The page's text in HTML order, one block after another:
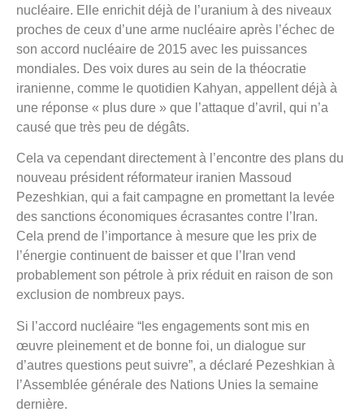
nucléaire. Elle enrichit déjà de l’uranium à des niveaux
proches de ceux d’une arme nucléaire après l’échec de
son accord nucléaire de 2015 avec les puissances
mondiales. Des voix dures au sein de la théocratie
iranienne, comme le quotidien Kahyan, appellent déjà à
une réponse « plus dure » que l’attaque d’avril, qui n’a
causé que très peu de dégâts.
Cela va cependant directement à l’encontre des plans du
nouveau président réformateur iranien Massoud
Pezeshkian, qui a fait campagne en promettant la levée
des sanctions économiques écrasantes contre l’Iran.
Cela prend de l’importance à mesure que les prix de
l’énergie continuent de baisser et que l’Iran vend
probablement son pétrole à prix réduit en raison de son
exclusion de nombreux pays.
Si l’accord nucléaire “les engagements sont mis en
œuvre pleinement et de bonne foi, un dialogue sur
d’autres questions peut suivre”, a déclaré Pezeshkian à
l’Assemblée générale des Nations Unies la semaine
dernière.